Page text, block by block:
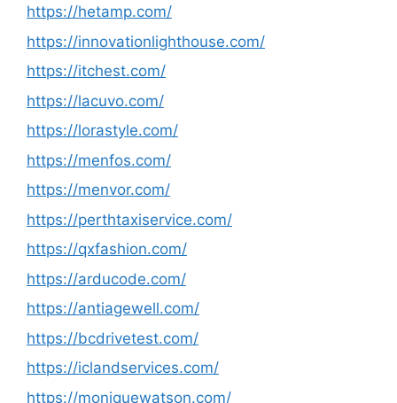
https://hetamp.com/
https://innovationlighthouse.com/
https://itchest.com/
https://lacuvo.com/
https://lorastyle.com/
https://menfos.com/
https://menvor.com/
https://perthtaxiservice.com/
https://qxfashion.com/
https://arducode.com/
https://antiagewell.com/
https://bcdrivetest.com/
https://iclandservices.com/
https://moniquewatson.com/